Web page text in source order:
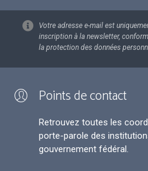
Votre adresse e-mail est
inscription à la newsletter,
la protection des données
Points de contact
Retrouvez toutes les
porte-parole des
gouvernement fédéral.